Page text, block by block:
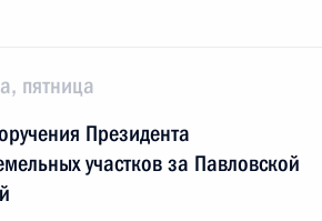
пятница
Президента
участков за Павловской